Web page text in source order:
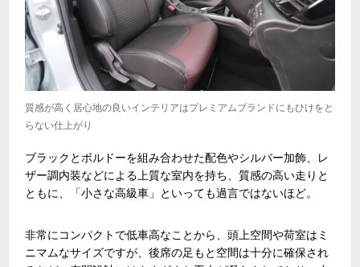
質感が高く居心地の良いインテリアはプレミアムブランドにもひけをと
らない仕上がり
ブラックとボルドーを組み合わせた配色やシルバー加飾、レ
ザー調内装などによる上質な室内を持ち、質感の高い走りと
ともに、「小さな高級車」といっても過言ではないほど。
非常にコンパクトで低車高なことから、頭上空間や荷室はミ
ニマムなサイズですが、後席の足もと空間は十分に確保され